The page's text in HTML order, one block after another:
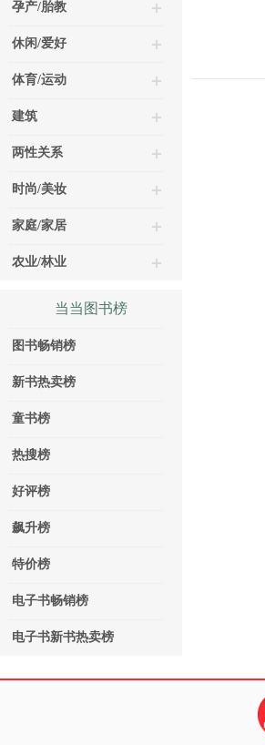
孕产/胎教
休闲/爱好
体育/运动
建筑
两性关系
时尚/美妆
家庭/家居
农业/林业
当当图书榜
图书畅销榜
新书热卖榜
童书榜
热搜榜
好评榜
飙升榜
特价榜
电子书畅销榜
电子书新书热卖榜